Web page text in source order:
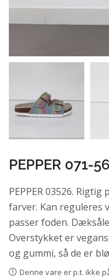
PEPPER 071-
PEPPER 03526.
farver. Kan reguleres
passer foden.
Overstykket er
og gummi, så de er
Denne vare er p.t. ikke